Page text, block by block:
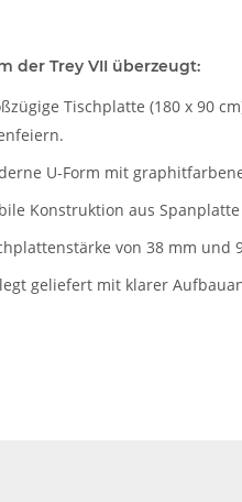
der Trey VII überzeugt:
Tischplatte (180 x 90
U-Form mit
Konstruktion aus
von 38 mm und
geliefert mit klarer